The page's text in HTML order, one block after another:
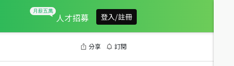
人才招募 登入/註冊
分享 訂閱